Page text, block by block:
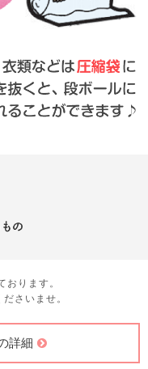
おります。
さいませ。
詳細